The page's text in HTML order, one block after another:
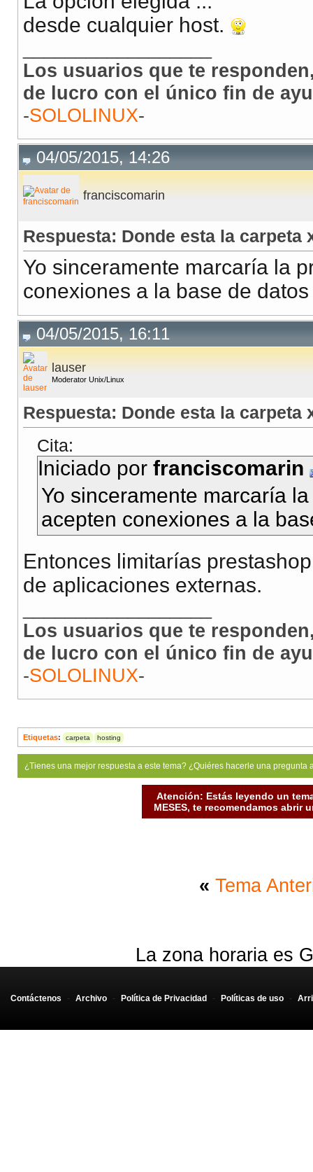
desde cualquier host.
Los usuarios que te
de lucro con el único fin de
-SOLOLINUX-
04/05/2015, 14:26
franciscomarin
Respuesta: Donde esta la carpeta
Yo sinceramente marcaría la
conexiones a la base de
04/05/2015, 16:11
lauser
Moderator Unix/Linux
Respuesta: Donde esta la carpeta
Cita:
Iniciado por franciscomarin
Yo sinceramente marcaría
acepten conexiones a la
Entonces limitarías
de aplicaciones externas.
Los usuarios que te
de lucro con el único fin de
-SOLOLINUX-
Etiquetas: carpeta hosting
¿Tienes una mejor respuesta a este tema? ¿Quiéres hacerle una
Atención: Estás leyendo un
MESES, te recomendamos abrir
« Tema
La zona horaria es
Contáctenos - Archivo - Política de Privacidad - Políticas de uso -